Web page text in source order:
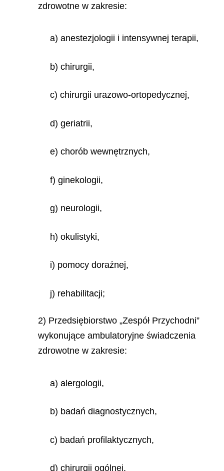
zdrowotne w zakresie:
a) anestezjologii i intensywnej terapii,
b) chirurgii,
c) chirurgii urazowo-ortopedycznej,
d) geriatrii,
e) chorób wewnętrznych,
f) ginekologii,
g) neurologii,
h) okulistyki,
i) pomocy doraźnej,
j) rehabilitacji;
2) Przedsiębiorstwo „Zespół Przychodni”
wykonujące ambulatoryjne świadczenia
zdrowotne w zakresie:
a) alergologii,
b) badań diagnostycznych,
c) badań profilaktycznych,
d) chirurgii ogólnej,